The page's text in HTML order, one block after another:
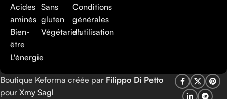
Acides
aminés
Bien-
être
L'énergie
Sans
gluten
Végétarien
Conditions
générales
d'utilisation
Boutique Keforma créée par Filippo Di Petto
pour Xmy Sagl